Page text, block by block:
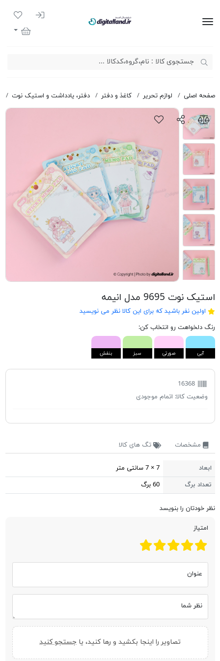
ورود به
لیست
سبد خرید
صفحه اصلی لوازم تحریر کاغذ و دفتر دفتر، یادداشت و استیک نوت
استیک نوت 9695 مدل انیمه
اولین نفر باشید که برای این کالا نظر می نویسید
رنگ دلخواهت رو انتخاب کن:
آبی صورتی سبز بنفش
16368
وضعیت کالا: اتمام موجودی
مشخصات تگ های کالا
ابعاد
7 × 7 سانتی متر
تعداد برگ
60 برگ
نظر خودتان را بنویسد
امتیاز
عنوان
نظر شما
تصاویر را اینجا بکشید و رها کنید، یا جستجو کنید